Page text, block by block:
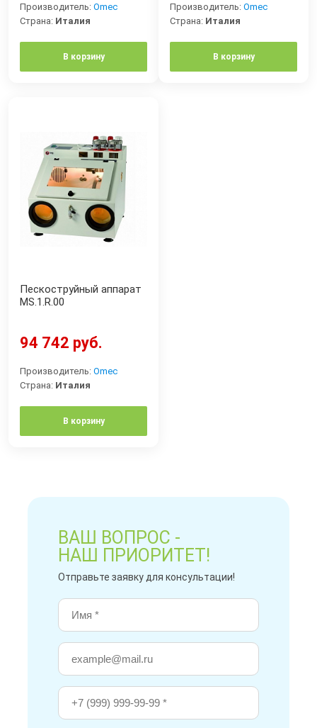
Производитель: Omec
Страна: Италия
В корзину
Производитель: Omec
Страна: Италия
В корзину
Пескоструйный аппарат
MS.1.R.00
94 742 руб.
Производитель: Omec
Страна: Италия
В корзину
ВАШ ВОПРОС -
НАШ ПРИОРИТЕТ!
Отправьте заявку для консультации!